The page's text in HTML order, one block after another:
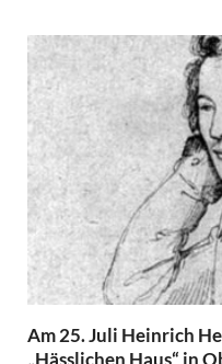
Am 25. Juli Heinrich
„Hässlichen Haus“ in